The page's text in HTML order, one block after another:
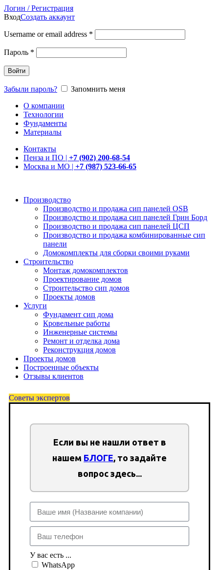
Логин / Регистрация
ВходСоздать аккаунт
Username or email address *
Пароль *
Войти
Забыли пароль?
Запомнить меня
О компании
Технологии
Фундаменты
Материалы
Контакты
Пенза и ПО | +7 (902) 200-68-54
Москва и МО | +7 (987) 523-66-65
Производство
Производство и продажа сип панелей OSB
Производство и продажа сип панелей Грин Борд
Производство и продажа сип панелей ЦСП
Производство и продажа комбинированные сип
панели
Домокомплекты для сборки своими руками
Строительство
Монтаж домокомплектов
Проектирование домов
Строительство сип домов
Проекты домов
Услуги
Фундамент сип дома
Кровельные работы
Инженерные системы
Ремонт и отделка дома
Реконструкция домов
Проекты домов
Построенные объекты
Отзывы клиентов
Советы экспертов
Если вы не нашли ответ в
нашем БЛОГЕ, то задайте
вопрос здесь...
У вас есть ...
WhatsApp